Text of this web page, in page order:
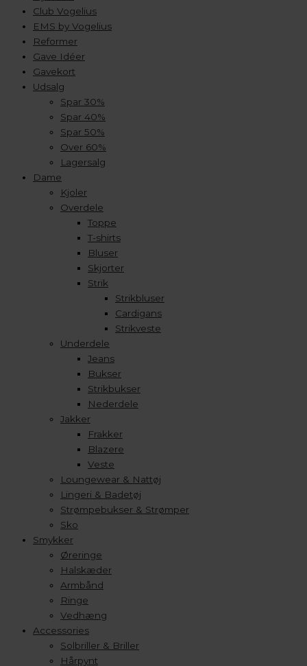
Club Vogelius
EMS by Vogelius
Reformer
Gave Idéer
Gavekort
Udsalg
Spar 30%
Spar 40%
Spar 50%
Over 60%
Lagersalg
Dame
Kjoler
Overdele
Toppe
T-shirts
Bluser
Skjorter
Strik
Strikbluser
Cardigans
Strikveste
Underdele
Jeans
Bukser
Strikbukser
Nederdele
Jakker
Frakker
Blazere
Veste
Loungewear & Nattøj
Lingeri & Badetøj
Strømpebukser & Strømper
Sko
Smykker
Øreringe
Halskæder
Armbånd
Ringe
Vedhæng
Accessories
Solbriller & Briller
Hårpynt